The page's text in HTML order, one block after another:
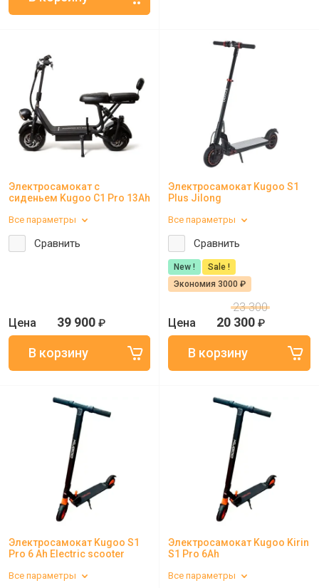
Электросамокат с
сиденьем Kugoo C1 Pro 13Ah
Все параметры
Сравнить
39 900 ₽
Электросамокат Kugoo S1
Plus Jilong
Все параметры
Сравнить
New !
Sale !
Экономия 3000 ₽
23 300
20 300 ₽
Электросамокат Kugoo S1
Pro 6 Ah Electric scooter
Все параметры
Электросамокат Kugoo Kirin
S1 Pro 6Ah
Все параметры